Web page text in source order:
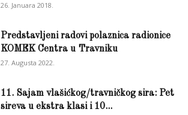
26. Januara 2018.
Predstavljeni radovi polaznica radionice
KOMEK Centra u Travniku
27. Augusta 2022.
11. Sajam vlašićkog/travničkog sira: Pet
sireva u ekstra klasi i 10...